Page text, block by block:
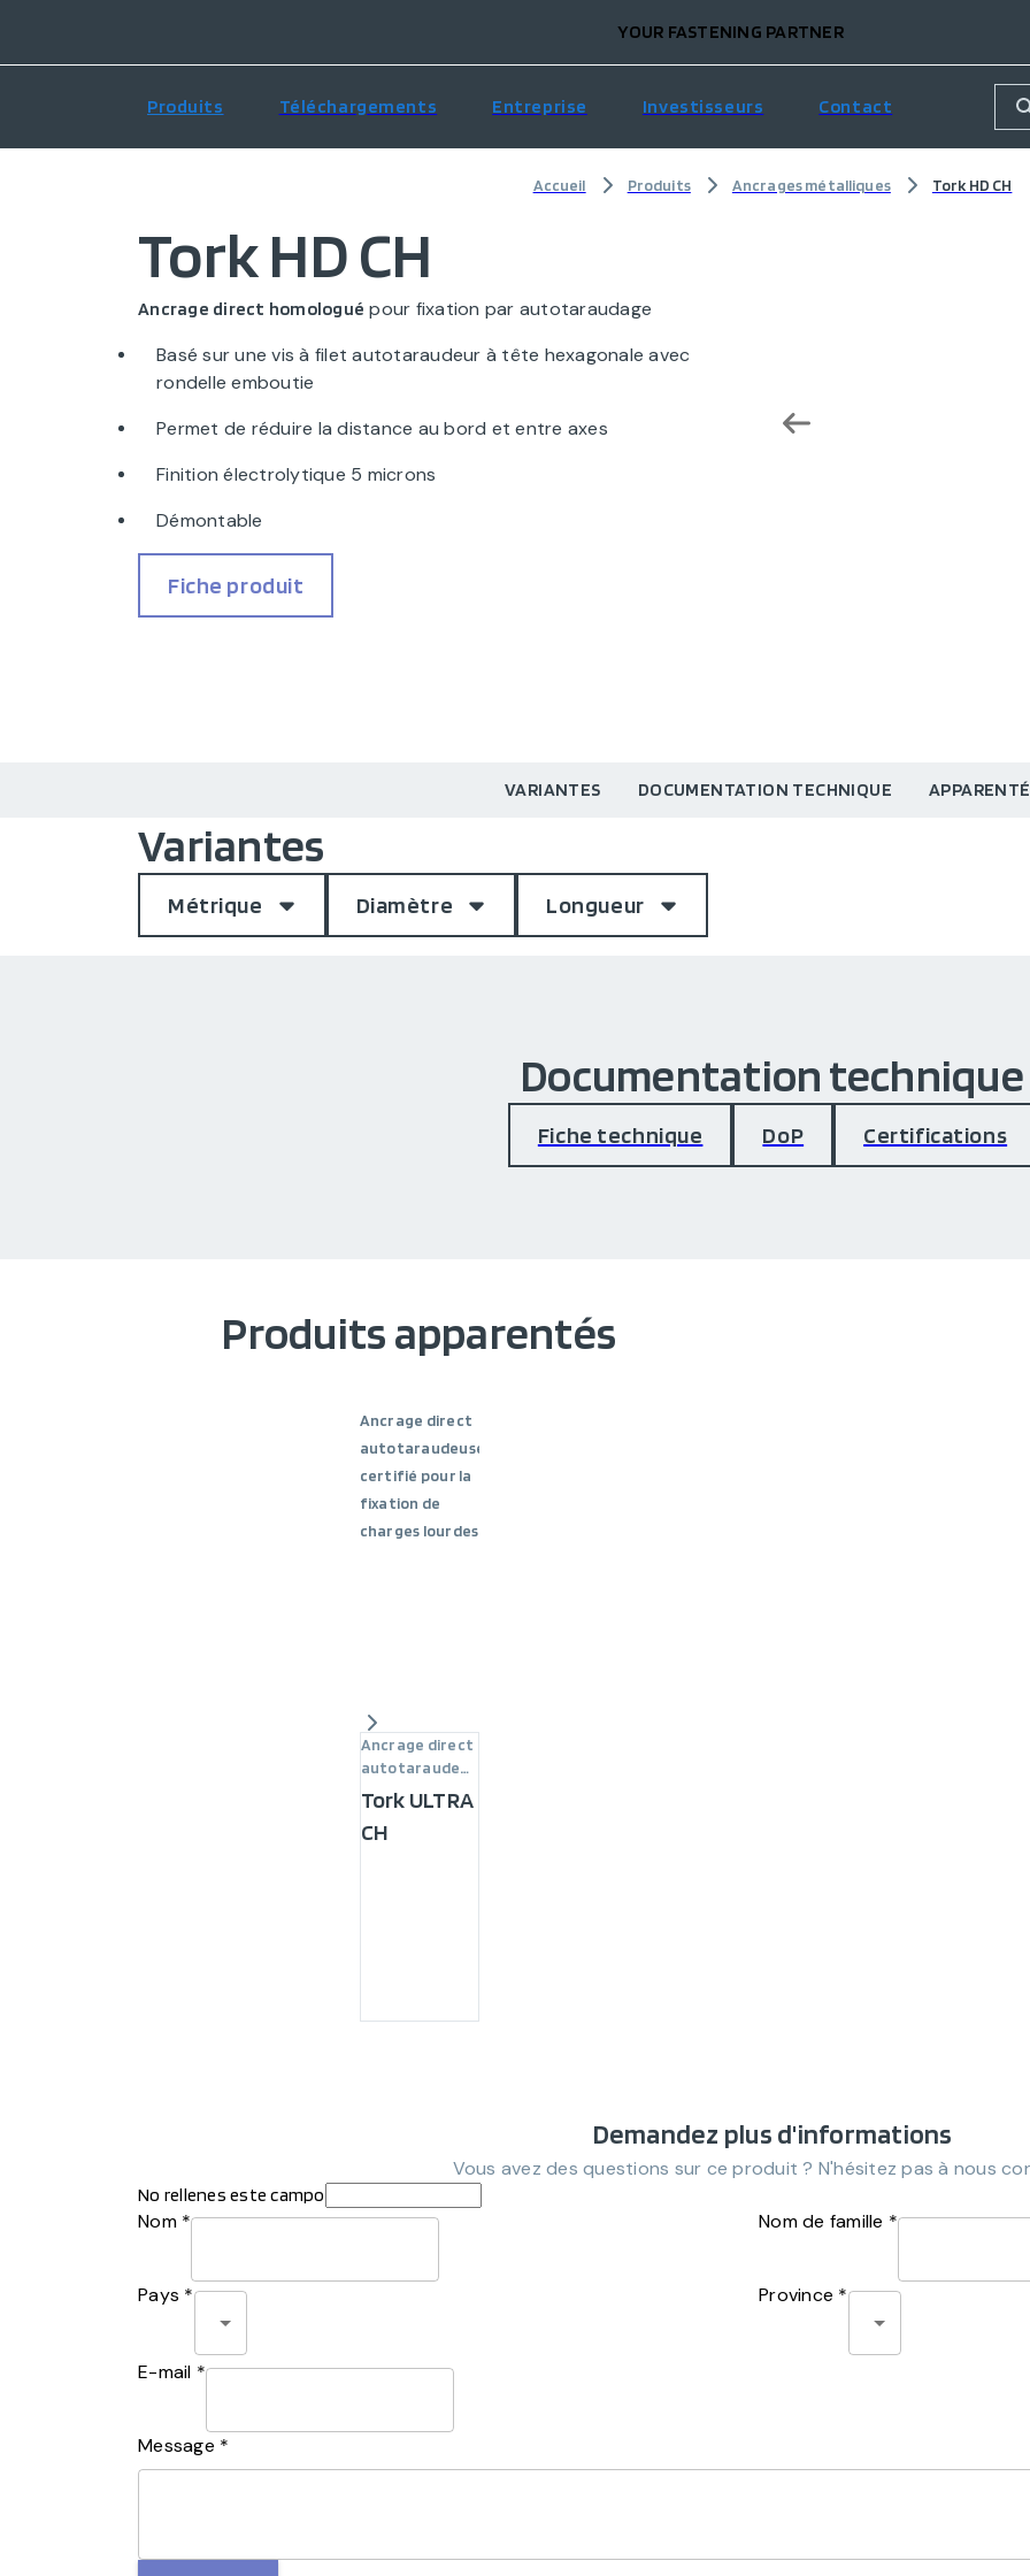
YOUR FASTENING PARTNER
Produits Téléchargements Entreprise Investisseurs Contact
Accueil Produits Ancrages métalliques Tork HD CH
Tork HD CH
Ancrage direct homologué pour fixation par autotaraudage
Basé sur une vis à filet autotaraudeur à tête hexagonale avec
rondelle emboutie
Permet de réduire la distance au bord et entre axes
Finition électrolytique 5 microns
Démontable
Fiche produit
VARIANTES DOCUMENTATION TECHNIQUE
Variantes
Métrique Diamètre Longueur
Documentation technique
Fiche technique DoP Certifications
Produits apparentés
Ancrage direct
autotaraudeuse
certifié pour la
fixation de
charges lourdes
Ancrage direct
autotaraudeur
certifié
Tork ULTRA
CH
Demandez plus d'informations
Vous avez des questions sur ce produit ? N'hésitez pas à nous
No rellenes este campo
Nom * Nom de famille *
Pays * Province *
E-mail *
Message *